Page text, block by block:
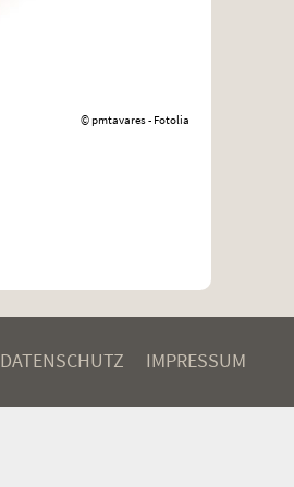
© pmtavares - Fotolia
DATENSCHUTZ IMPRESSUM